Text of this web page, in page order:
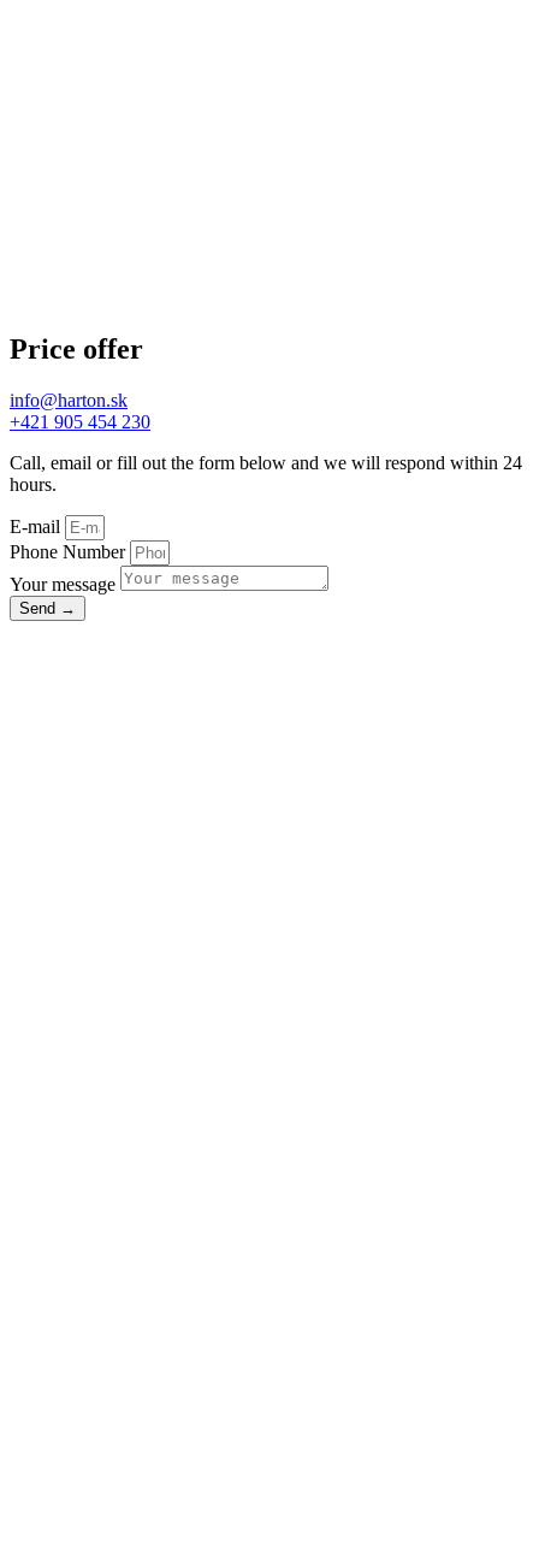
Price offer
info@harton.sk
+421 905 454 230
Call, email or fill out the form below and we will respond within 24
hours.
E-mail
Phone Number
Your message
Send →